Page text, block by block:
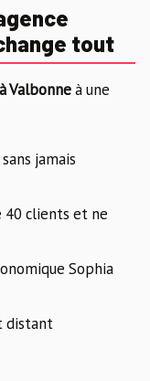
tout
Valbonneà une
jamais
clients et ne
Sophia
distant